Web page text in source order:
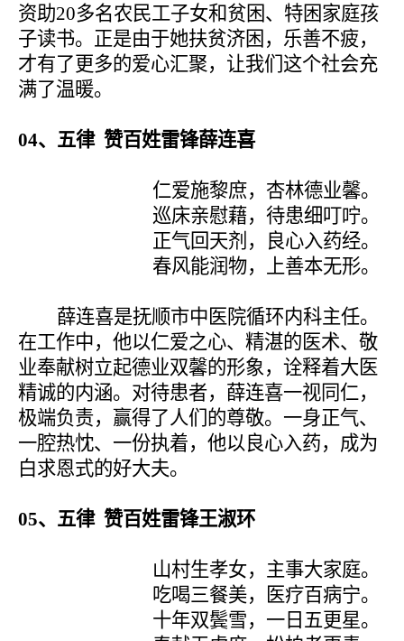
资助20多名农民工子女和贫困、特困家庭孩
子读书。正是由于她扶贫济困，乐善不疲，
才有了更多的爱心汇聚，让我们这个社会充
满了温暖。
04、五律 赞百姓雷锋薛连喜
仁爱施黎庶，杏林德业馨。
巡床亲慰藉，待患细叮咛。
正气回天剂，良心入药经。
春风能润物，上善本无形。
薛连喜是抚顺市中医院循环内科主任。
在工作中，他以仁爱之心、精湛的医术、敬
业奉献树立起德业双馨的形象，诠释着大医
精诚的内涵。对待患者，薛连喜一视同仁，
极端负责，赢得了人们的尊敬。一身正气、
一腔热忱、一份执着，他以良心入药，成为
白求恩式的好大夫。
05、五律 赞百姓雷锋王淑环
山村生孝女，主事大家庭。
吃喝三餐美，医疗百病宁。
十年双鬓雪，一日五更星。